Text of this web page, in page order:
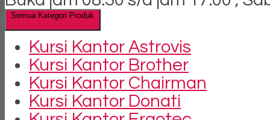
Semua Kategori Produk
Kursi Kantor Astrovis
Kursi Kantor Brother
Kursi Kantor Chairman
Kursi Kantor Donati